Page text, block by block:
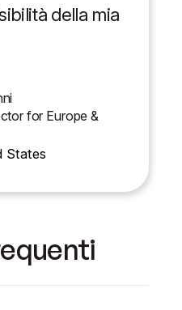
della mia
for Europe &
States